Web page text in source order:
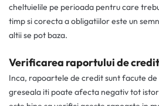
cheltuielile pe perioada pentru care
timp si corecta a obligatiilor este un
altii se pot baza.
Verificarea raportului de credit
Inca, rapoartele de credit sunt facute
greseala iti poate afecta negativ tot